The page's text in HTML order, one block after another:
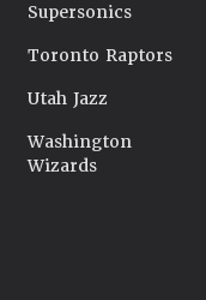
Supersonics
Toronto Raptors
Utah Jazz
Washington
Wizards